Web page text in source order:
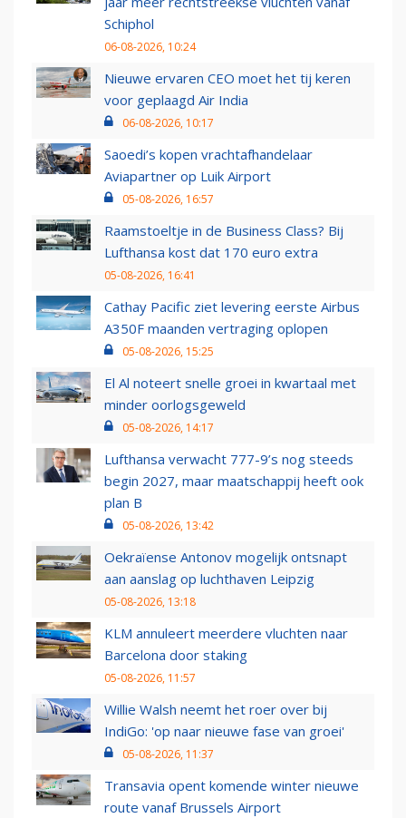
Schiphol
06-08-2026, 10:24
Nieuwe ervaren CEO moet het tij keren
voor geplaagd Air India
06-08-2026, 10:17
Saoedi’s kopen vrachtafhandelaar
Aviapartner op Luik Airport
05-08-2026, 16:57
Raamstoeltje in de Business Class? Bij
Lufthansa kost dat 170 euro extra
05-08-2026, 16:41
Cathay Pacific ziet levering eerste Airbus
A350F maanden vertraging oplopen
05-08-2026, 15:25
El Al noteert snelle groei in kwartaal met
minder oorlogsgeweld
05-08-2026, 14:17
Lufthansa verwacht 777-9’s nog steeds
begin 2027, maar maatschappij heeft ook
plan B
05-08-2026, 13:42
Oekraïense Antonov mogelijk ontsnapt
aan aanslag op luchthaven Leipzig
05-08-2026, 13:18
KLM annuleert meerdere vluchten naar
Barcelona door staking
05-08-2026, 11:57
Willie Walsh neemt het roer over bij
IndiGo: 'op naar nieuwe fase van groei'
05-08-2026, 11:37
Transavia opent komende winter nieuwe
route vanaf Brussels Airport